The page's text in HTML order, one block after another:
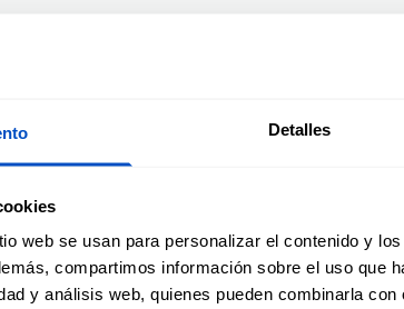
Detalles
web se usan para personalizar el contenido y
compartimos información sobre el uso que
y análisis web, quienes pueden combinarla
o preguntas.